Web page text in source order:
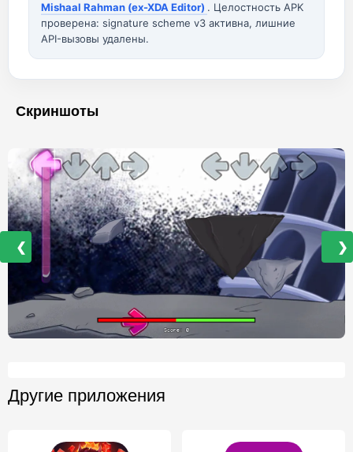
Mishaal Rahman (ex-XDA Editor) . Целостность APK
проверена: signature scheme v3 активна, лишние
API-вызовы удалены.
Скриншоты
❮ ❯
Другие приложения